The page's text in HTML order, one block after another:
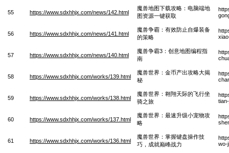
55 https://www.sdxhhjx.com/news/142.html
魔兽地图下载攻略：电脑端地
图资源一键获取
56 https://www.sdxhhjx.com/news/141.html
魔兽争霸：有效防止自爆装备
的策略
57 https://www.sdxhhjx.com/news/140.html
魔兽争霸3：创意地图编程指
南
58 https://www.sdxhhjx.com/works/139.html
魔兽世界：金币产出攻略大揭
秘
59 https://www.sdxhhjx.com/works/138.html
魔兽世界：翱翔天际的飞行坐
骑之旅
60 https://www.sdxhhjx.com/works/137.html
魔兽世界：最速升级小宠物攻
略
61 https://www.sdxhhjx.com/works/136.html
魔兽世界：掌握键盘操作技
巧，成就巅峰战力
wo-